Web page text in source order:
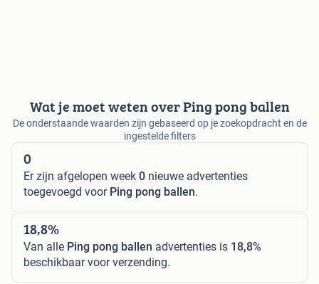
Wat je moet weten over Ping pong ballen
De onderstaande waarden zijn gebaseerd op je zoekopdracht en de
ingestelde filters
0
Er zijn afgelopen week 0 nieuwe advertenties
toegevoegd voor Ping pong ballen.
18,8%
Van alle Ping pong ballen advertenties is 18,8%
beschikbaar voor verzending.